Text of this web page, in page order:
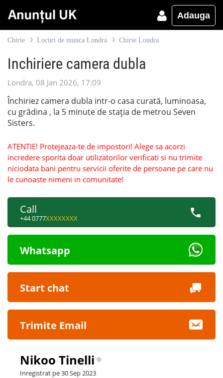
Adauga
Chirie Locuri de munca Londra Chirie Londra
Inchiriere camera dubla
Londra, 08 Jan 2026, 17:09
Închiriez camera dubla intr-o casa curată, luminoasa,
cu grădina , la 5 minute de stația de metrou Seven
Sisters.
ATENTIE! Protejeaza-te de impostori! Alege sa acorzi
incredere sporita doar utilizatorilor verificati si nu trimite
niciodata bani pentru servicii oferite de persoane pe care nu
le cunoaste nimeni in comunitate!
Call
+44 0777XXXXXXXX
Whatsapp
Start chat
Trimite Email
Nikoo Tinelli
Inregistrat pe 30 Sep 2023